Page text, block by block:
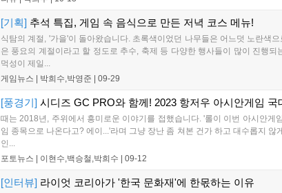
[기획] 추석 특집, 게임 속 음식으로 만든 저녁 코스 메뉴!
식탐의 계절, '가을'이 돌아왔습니다. 초록색이었던 나무들은 어느덧 노란색
은 풍요의 계절이라고 할 정도로 추수, 축제 등 다양한 행사들이 많이 진행
먹성이 제일...
게임뉴스 | 박희수,박영준 09-29
[풍경기] 시디즈 GC PRO와 함께! 2023 항저우 아시안게임 국
때는 2018년, 주위에서 흥미로운 이야기를 접했습니다. '롤이 이번 아시안
임 종목으로 나온다고? 에이...'라며 그냥 장난 좀 쳐본 건가 하고 대수롭지
인...
포토뉴스 | 이현수,백승철,박희수 09-12
[인터뷰] 라이엇 코리아가 '한국 문화재'에 한몫하는 이유